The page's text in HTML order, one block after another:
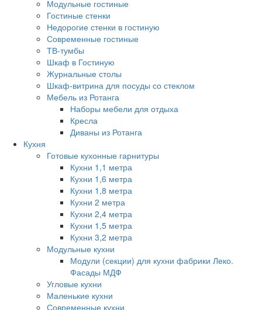
Модульные гостиные
Гостиные стенки
Недорогие стенки в гостиную
Современные гостиные
ТВ-тумбы
Шкаф в Гостиную
Журнальные столы
Шкаф-витрина для посуды со стеклом
Мебель из Ротанга
Наборы мебели для отдыха
Кресла
Диваны из Ротанга
Кухня
Готовые кухонные гарнитуры
Кухни 1,1 метра
Кухни 1,6 метра
Кухни 1,8 метра
Кухни 2 метра
Кухни 2,4 метра
Кухни 1,5 метра
Кухни 3,2 метра
Модульные кухни
Модули (секции) для кухни фабрики Леко.
Фасады МДФ
Угловые кухни
Маленькие кухни
Современные кухни